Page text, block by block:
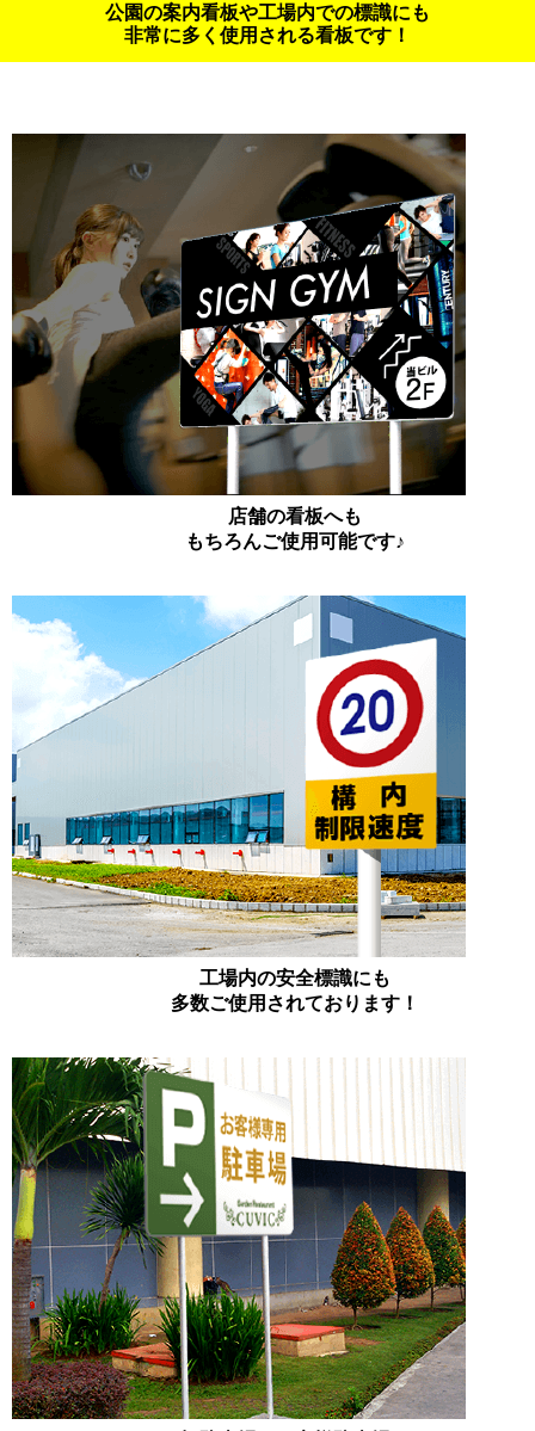
公園の案内看板や工場内での標識にも
非常に多く使用される看板です！
店舗の看板へも
もちろんご使用可能です♪
工場内の安全標識にも
多数ご使用されております！